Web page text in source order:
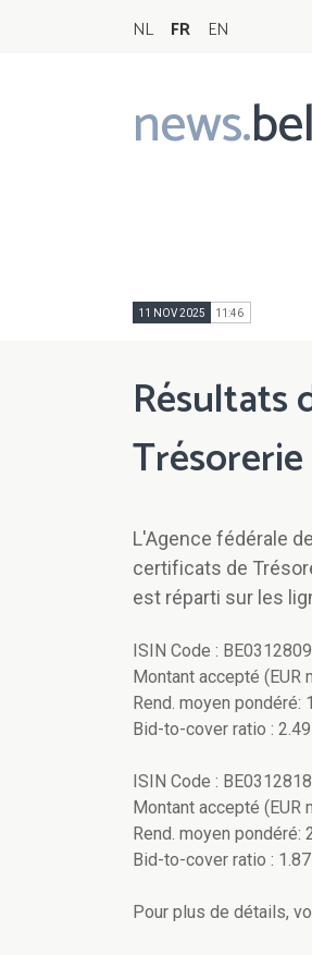
NL FR EN
news.
Main
navigation
11 NOV 2025 11:46
Résultats
L'Agence fédérale
certificats de
est réparti sur les
ISIN Code :
Montant accepté (EUR
Rend. moyen pondéré:
Bid-to-cover ratio : 2.49
ISIN Code :
Montant accepté (EUR
Rend. moyen pondéré:
Bid-to-cover ratio : 1.87
Pour plus de détails,